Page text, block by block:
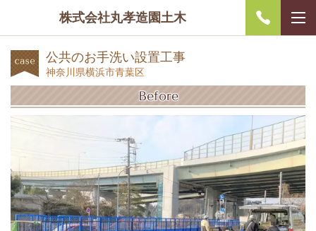
株式会社丸孝造園土木
公共のお手洗い設置工事
神奈川県横浜市青葉区
Before